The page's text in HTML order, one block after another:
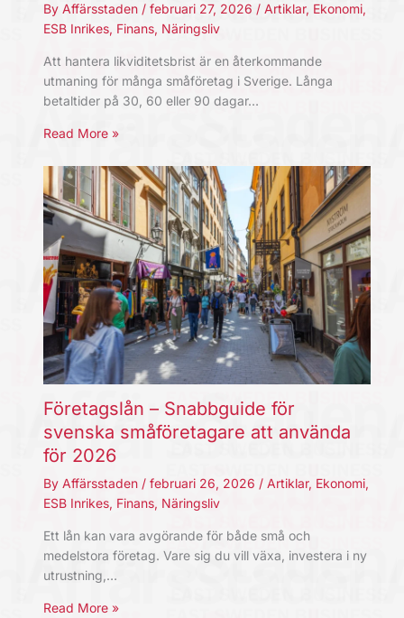
By Affärsstaden / februari 27, 2026 / Artiklar, Ekonomi,
ESB Inrikes, Finans, Näringsliv
Att hantera likviditetsbrist är en återkommande
utmaning för många småföretag i Sverige. Långa
betaltider på 30, 60 eller 90 dagar…
Read More »
Företagslån – Snabbguide för
svenska småföretagare att använda
för 2026
By Affärsstaden / februari 26, 2026 / Artiklar, Ekonomi,
ESB Inrikes, Finans, Näringsliv
Ett lån kan vara avgörande för både små och
medelstora företag. Vare sig du vill växa, investera i ny
utrustning,…
Read More »